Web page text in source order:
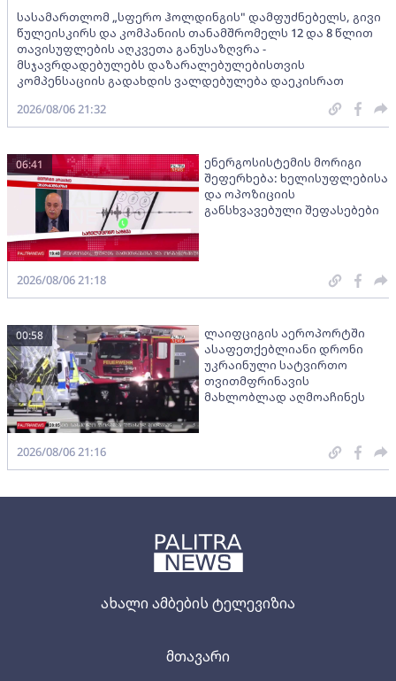
ახალი ამბების ტელევიზია
მთავარი
სასამართლომ „სფერო ჰოლდინგის" დამფუძნებელს, გივი
წულეისკირს და კომპანიის თანამშრომელს 12 და 8 წლით
თავისუფლების აღკვეთა განუსაზღვრა -
მსჯავრდადებულებს დაზარალებულებისთვის
კომპენსაციის გადახდის ვალდებულება დაეკისრათ
2026/08/06 21:32
ენერგოსისტემის მორიგი
შეფერხება: ხელისუფლებისა
და ოპოზიციის
განსხვავებული შეფასებები
06:41
2026/08/06 21:18
ლაიფციგის აეროპორტში
ასაფეთქებლიანი დრონი
უკრაინული სატვირთო
თვითმფრინავის
მახლობლად აღმოაჩინეს
00:58
2026/08/06 21:16